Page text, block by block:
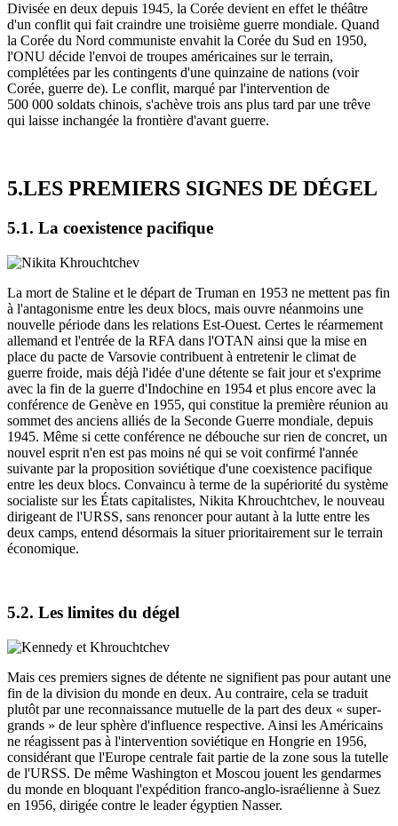
Divisée en deux depuis 1945, la Corée devient en effet le théâtre
d'un conflit qui fait craindre une troisième guerre mondiale. Quand
la Corée du Nord communiste envahit la Corée du Sud en 1950,
l'ONU décide l'envoi de troupes américaines sur le terrain,
complétées par les contingents d'une quinzaine de nations (voir
Corée, guerre de). Le conflit, marqué par l'intervention de
500 000 soldats chinois, s'achève trois ans plus tard par une trêve
qui laisse inchangée la frontière d'avant guerre.
5.LES PREMIERS SIGNES DE DÉGEL
5.1. La coexistence pacifique
La mort de Staline et le départ de Truman en 1953 ne mettent pas fin
à l'antagonisme entre les deux blocs, mais ouvre néanmoins une
nouvelle période dans les relations Est-Ouest. Certes le réarmement
allemand et l'entrée de la RFA dans l'OTAN ainsi que la mise en
place du pacte de Varsovie contribuent à entretenir le climat de
guerre froide, mais déjà l'idée d'une détente se fait jour et s'exprime
avec la fin de la guerre d'Indochine en 1954 et plus encore avec la
conférence de Genève en 1955, qui constitue la première réunion au
sommet des anciens alliés de la Seconde Guerre mondiale, depuis
1945. Même si cette conférence ne débouche sur rien de concret, un
nouvel esprit n'en est pas moins né qui se voit confirmé l'année
suivante par la proposition soviétique d'une coexistence pacifique
entre les deux blocs. Convaincu à terme de la supériorité du système
socialiste sur les États capitalistes, Nikita Khrouchtchev, le nouveau
dirigeant de l'URSS, sans renoncer pour autant à la lutte entre les
deux camps, entend désormais la situer prioritairement sur le terrain
économique.
5.2. Les limites du dégel
Mais ces premiers signes de détente ne signifient pas pour autant une
fin de la division du monde en deux. Au contraire, cela se traduit
plutôt par une reconnaissance mutuelle de la part des deux « super-
grands » de leur sphère d'influence respective. Ainsi les Américains
ne réagissent pas à l'intervention soviétique en Hongrie en 1956,
considérant que l'Europe centrale fait partie de la zone sous la tutelle
de l'URSS. De même Washington et Moscou jouent les gendarmes
du monde en bloquant l'expédition franco-anglo-israélienne à Suez
en 1956, dirigée contre le leader égyptien Nasser.